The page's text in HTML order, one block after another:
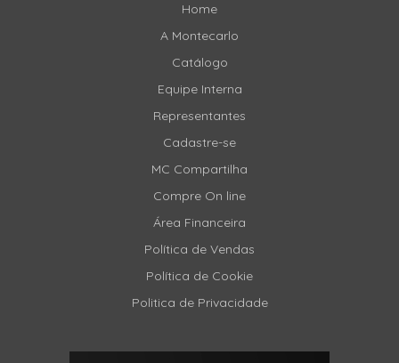
Home
A Montecarlo
Catálogo
Equipe Interna
Representantes
Cadastre-se
MC Compartilha
Compre On line
Área Financeira
Política de Vendas
Política de Cookie
Politica de Privacidade